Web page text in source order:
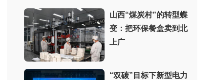
山西“煤炭村”的转型蝶
变：把环保餐盒卖到北
上广
“双碳”目标下新型电力